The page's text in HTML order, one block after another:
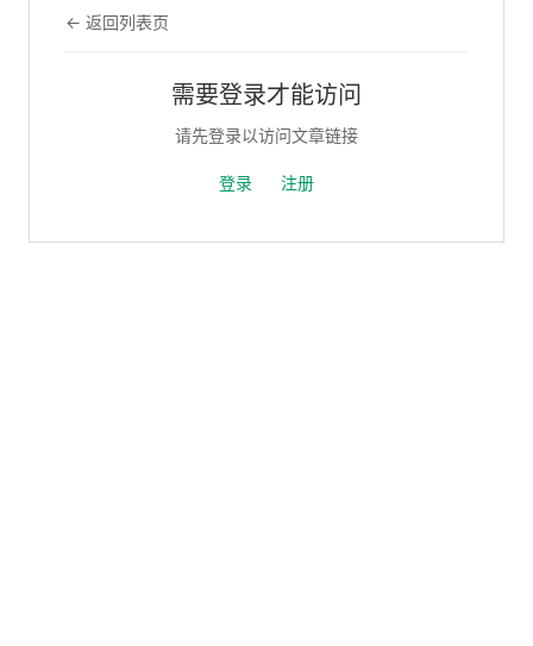
← 返回列表页
需要登录才能访问
请先登录以访问文章链接
登录 注册